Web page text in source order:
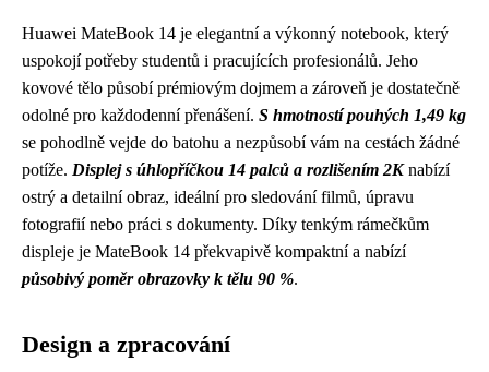
Huawei MateBook 14 je elegantní a výkonný notebook, který
uspokojí potřeby studentů i pracujících profesionálů. Jeho
kovové tělo působí prémiovým dojmem a zároveň je dostatečně
odolné pro každodenní přenášení. S hmotností pouhých 1,49 kg
se pohodlně vejde do batohu a nezpůsobí vám na cestách žádné
potíže. Displej s úhlopříčkou 14 palců a rozlišením 2Knabízí
ostrý a detailní obraz, ideální pro sledování filmů, úpravu
fotografií nebo práci s dokumenty. Díky tenkým rámečkům
displeje je MateBook 14 překvapivě kompaktní a nabízí
působivý poměr obrazovky k tělu 90 %.
Design a zpracování